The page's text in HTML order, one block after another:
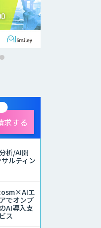
求する
析/AI開
ルティン
エ
でオンプ
AI導入支
ス